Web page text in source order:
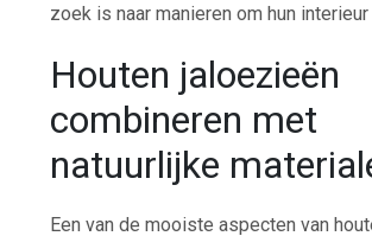
zoek is naar manieren om hun
Houten jaloezieën
combineren met
natuurlijke
Een van de mooiste aspecten van